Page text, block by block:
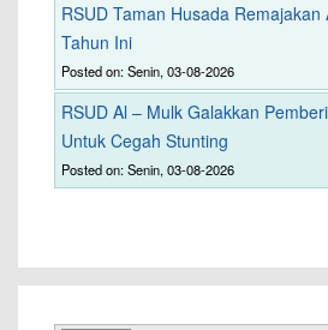
RSUD Taman Husada Remajakan
Tahun Ini
Posted on: Senin, 03-08-2026
RSUD Al – Mulk Galakkan
Untuk Cegah Stunting
Posted on: Senin, 03-08-2026